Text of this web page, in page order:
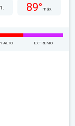
89° máx.
ALTO EXTREMO